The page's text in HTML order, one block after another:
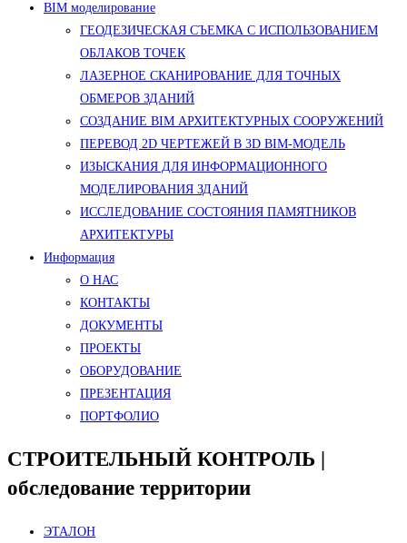
BIM моделирование
ГЕОДЕЗИЧЕСКАЯ СЪЕМКА С ИСПОЛЬЗОВАНИЕМ
ОБЛАКОВ ТОЧЕК
ЛАЗЕРНОЕ СКАНИРОВАНИЕ ДЛЯ ТОЧНЫХ
ОБМЕРОВ ЗДАНИЙ
СОЗДАНИЕ BIM АРХИТЕКТУРНЫХ СООРУЖЕНИЙ
ПЕРЕВОД 2D ЧЕРТЕЖЕЙ В 3D BIM-МОДЕЛЬ
ИЗЫСКАНИЯ ДЛЯ ИНФОРМАЦИОННОГО
МОДЕЛИРОВАНИЯ ЗДАНИЙ
ИССЛЕДОВАНИЕ СОСТОЯНИЯ ПАМЯТНИКОВ
АРХИТЕКТУРЫ
Информация
О НАС
КОНТАКТЫ
ДОКУМЕНТЫ
ПРОЕКТЫ
ОБОРУДОВАНИЕ
ПРЕЗЕНТАЦИЯ
ПОРТФОЛИО
СТРОИТЕЛЬНЫЙ КОНТРОЛЬ |
обследование территории
ЭТАЛОН